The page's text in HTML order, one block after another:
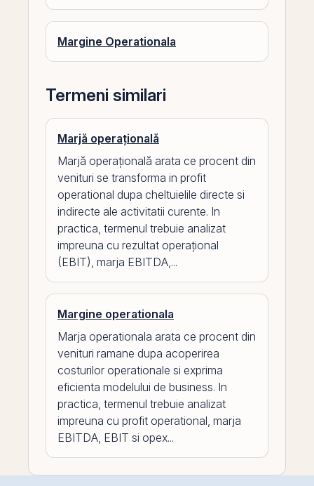
Margine Operationala
Termeni similari
Marjă operațională
Marjă operațională arata ce procent din
venituri se transforma in profit
operational dupa cheltuielile directe si
indirecte ale activitatii curente. In
practica, termenul trebuie analizat
impreuna cu rezultat operațional
(EBIT), marja EBITDA,...
Margine operationala
Marja operationala arata ce procent din
venituri ramane dupa acoperirea
costurilor operationale si exprima
eficienta modelului de business. In
practica, termenul trebuie analizat
impreuna cu profit operational, marja
EBITDA, EBIT si opex...